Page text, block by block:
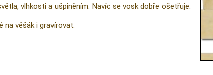
vlhkosti a ušpiněním. Navíc se vosk dobře ošetřuje.
na věšák i gravírovat.